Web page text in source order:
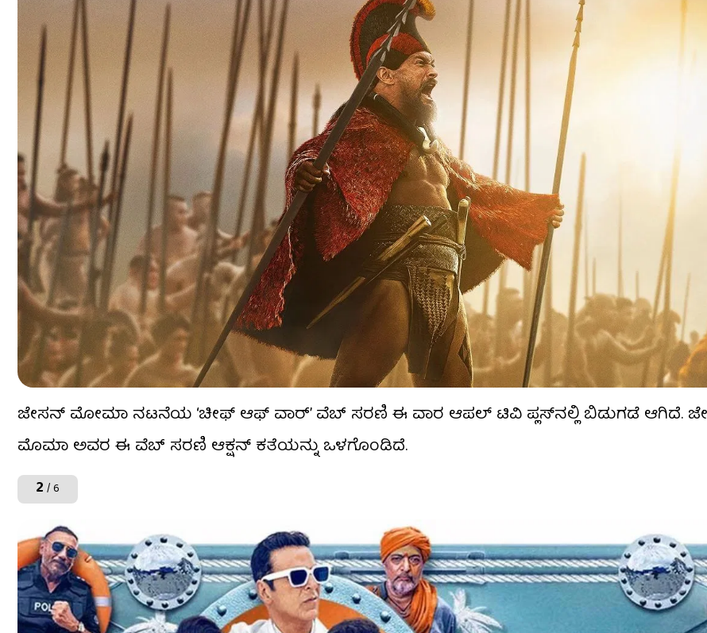
ಜೇಸನ್ ಮೋಮಾ ನಟನೆಯ ‘ಚೀಫ್ ಆಫ್ ವಾರ್’ ವೆಬ್ ಸರಣಿ ಈ ವಾರ ಆಪಲ್ ಟಿವಿ ಪ್ಲಸ್​ನಲ್ಲಿ ಬಿಡುಗಡೆ ಆಗಿದೆ.
ಮೊಮಾ ಅವರ ಈ ವೆಬ್ ಸರಣಿ ಆಕ್ಷನ್ ಕತೆಯನ್ನು ಒಳಗೊಂಡಿದೆ.
2 / 6